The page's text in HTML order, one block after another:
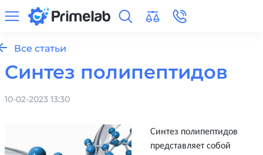
Все статьи
Синтез полипептидов
10-02-2023 13:30
Синтез полипептидов
представляет собой